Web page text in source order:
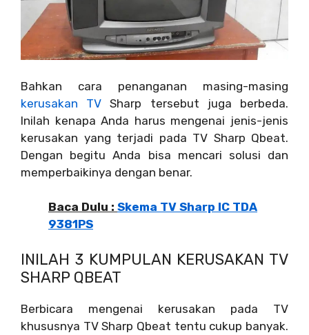
Bahkan cara penanganan masing-masing
kerusakan TV Sharp tersebut juga berbeda.
Inilah kenapa Anda harus mengenai jenis-jenis
kerusakan yang terjadi pada TV Sharp Qbeat.
Dengan begitu Anda bisa mencari solusi dan
memperbaikinya dengan benar.
Baca Dulu : Skema TV Sharp IC TDA
9381PS
INILAH 3 KUMPULAN KERUSAKAN TV
SHARP QBEAT
Berbicara mengenai kerusakan pada TV
khususnya TV Sharp Qbeat tentu cukup banyak.